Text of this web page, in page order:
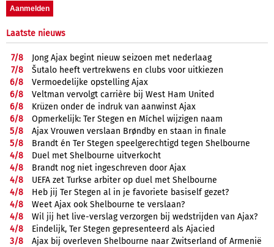
Laatste nieuws
7/8
Jong Ajax begint nieuw seizoen met nederlaag
7/8
Šutalo heeft vertrekwens en clubs voor uitkiezen
6/8
Vermoedelijke opstelling Ajax
6/8
Veltman vervolgt carrière bij West Ham United
6/8
Krüzen onder de indruk van aanwinst Ajax
6/8
Opmerkelijk: Ter Stegen en Míchel wijzigen naam
5/8
Ajax Vrouwen verslaan Brøndby en staan in finale
5/8
Brandt én Ter Stegen speelgerechtigd tegen Shelbourne
4/8
Duel met Shelbourne uitverkocht
4/8
Brandt nog niet ingeschreven door Ajax
4/8
UEFA zet Turkse arbiter op duel met Shelbourne
4/8
Heb jij Ter Stegen al in je favoriete basiself gezet?
4/8
Weet Ajax ook Shelbourne te verslaan?
4/8
Wil jij het live-verslag verzorgen bij wedstrijden van Ajax?
4/8
Eindelijk, Ter Stegen gepresenteerd als Ajacied
3/8
Ajax bij overleven Shelbourne naar Zwitserland of Armenië